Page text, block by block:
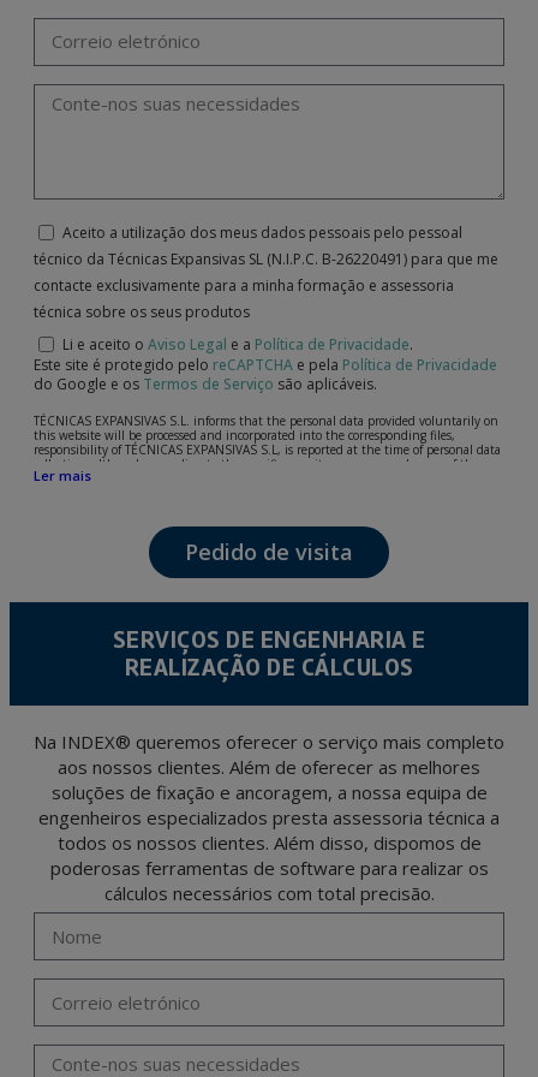
Aceito a utilização dos meus dados pessoais pelo pessoal
técnico da Técnicas Expansivas SL (N.I.P.C. B-26220491) para que me
contacte exclusivamente para a minha formação e assessoria
técnica sobre os seus produtos
Li e aceito o Aviso Legal e a Política de Privacidade.
Este site é protegido pelo reCAPTCHA e pela Política de Privacidade
do Google e os Termos de Serviço são aplicáveis.
TÉCNICAS EXPANSIVAS S.L. informs that the personal data provided voluntarily on
this website will be processed and incorporated into the corresponding files,
responsibility of TÉCNICAS EXPANSIVAS S.L, is reported at the time of personal data
collection, although, according to the specific case, its purpose may be any of the
following: attention to your referred request, complaint or question, established
The data in our files are strictly confidential and shall be treated with the utmost
confidentiality and shall comply with all the requirements provided for the General
Data Protection Regulation (GDPR) 2016.
encrypted. Should these details be sent, it is done so under your sole responsibility.
The user may at any time exercise their rights of access, rectification, cancellation
and opposition under the provisions of the General Data Protection Regulation
Portalada II | c/ Segador 13, 26006 | Logroño (La Rioja).
Ler mais
Pedido de visita
SERVIÇOS DE ENGENHARIA E
REALIZAÇÃO DE CÁLCULOS
Na INDEX® queremos oferecer o serviço mais completo
aos nossos clientes. Além de oferecer as melhores
soluções de fixação e ancoragem, a nossa equipa de
engenheiros especializados presta assessoria técnica a
todos os nossos clientes. Além disso, dispomos de
poderosas ferramentas de software para realizar os
cálculos necessários com total precisão.